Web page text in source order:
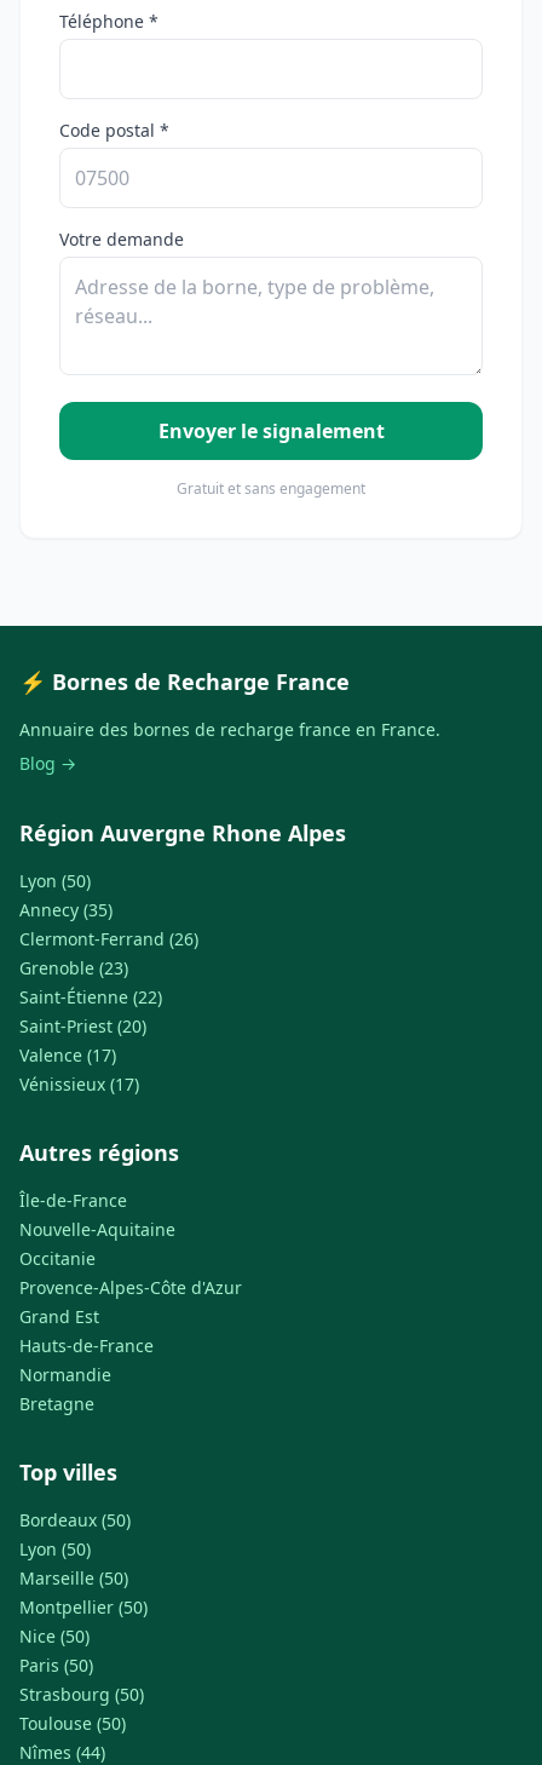
Téléphone *
Code postal *
Votre demande
Envoyer le signalement
Gratuit et sans engagement
⚡ Bornes de Recharge France
Annuaire des bornes de recharge france en France.
Blog →
Région Auvergne Rhone Alpes
Lyon (50)
Annecy (35)
Clermont-Ferrand (26)
Grenoble (23)
Saint-Étienne (22)
Saint-Priest (20)
Valence (17)
Vénissieux (17)
Autres régions
Île-de-France
Nouvelle-Aquitaine
Occitanie
Provence-Alpes-Côte d'Azur
Grand Est
Hauts-de-France
Normandie
Bretagne
Top villes
Bordeaux (50)
Lyon (50)
Marseille (50)
Montpellier (50)
Nice (50)
Paris (50)
Strasbourg (50)
Toulouse (50)
Nîmes (44)